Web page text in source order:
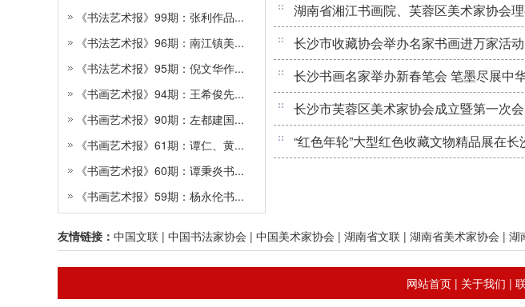
《书法艺术报》99期：张利作品...
《书法艺术报》96期：南江镇美...
《书法艺术报》95期：倪文华作...
《书画艺术报》94期：王希俊先...
《书画艺术报》90期：左都建国...
《书画艺术报》61期：谭仁、黄...
《书画艺术报》60期：谭秉炎书...
《书画艺术报》59期：杨永伦书...
湖南省湘江书画院、芙蓉区美术家协会
长沙市收藏协会举办名家书画进万家活动
长沙书画名家举办新春笔会 笔墨尽展中
长沙市芙蓉区美术家协会成立暨第一次
“红色年轮”大型红色收藏文物精品展在
友情链接： 中国文联 | 中国书法家协会 | 中国美术家协会 | 湖南省文联 | 湖南省美术家协会 | 湖
网站首页 | 关于我们 |